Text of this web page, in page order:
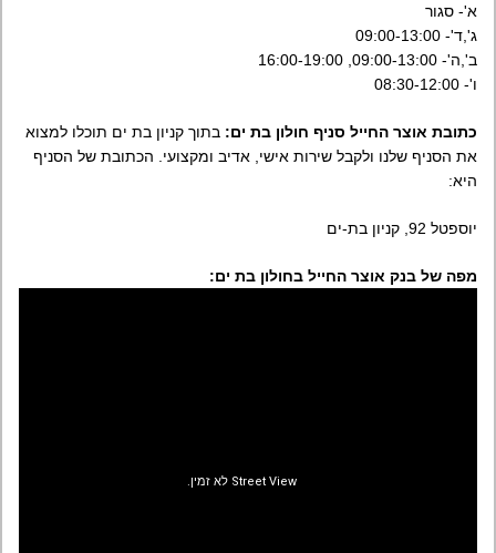
א'- סגור
ג',ד'- 09:00-13:00
ב',ה'- 09:00-13:00, 16:00-19:00
ו'- 08:30-12:00
כתובת אוצר החייל סניף חולון בת ים: בתוך קניון בת ים תוכלו למצוא
את הסניף שלנו ולקבל שירות אישי, אדיב ומקצועי. הכתובת של הסניף
היא:
יוספטל 92, קניון בת-ים
מפה של בנק אוצר החייל בחולון בת ים: